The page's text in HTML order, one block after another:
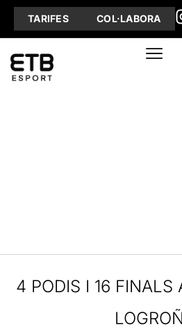
TARIFES COL·LABORA
4 PODIS I 16 FINALS